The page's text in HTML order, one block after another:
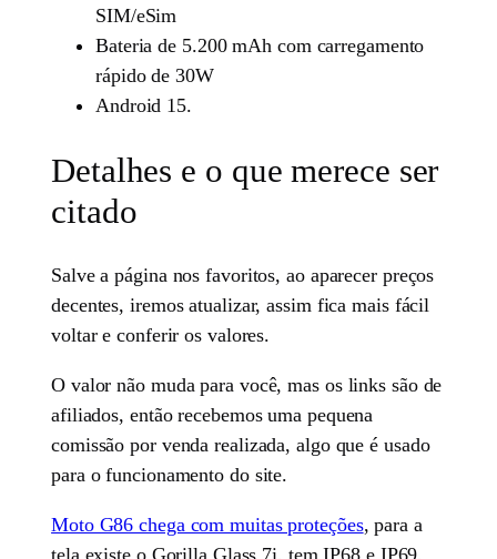
SIM/eSim
Bateria de 5.200 mAh com carregamento
rápido de 30W
Android 15.
Detalhes e o que merece ser
citado
Salve a página nos favoritos, ao aparecer preços
decentes, iremos atualizar, assim fica mais fácil
voltar e conferir os valores.
O valor não muda para você, mas os links são de
afiliados, então recebemos uma pequena
comissão por venda realizada, algo que é usado
para o funcionamento do site.
Moto G86 chega com muitas proteções, para a
tela existe o Gorilla Glass 7i, tem IP68 e IP69,